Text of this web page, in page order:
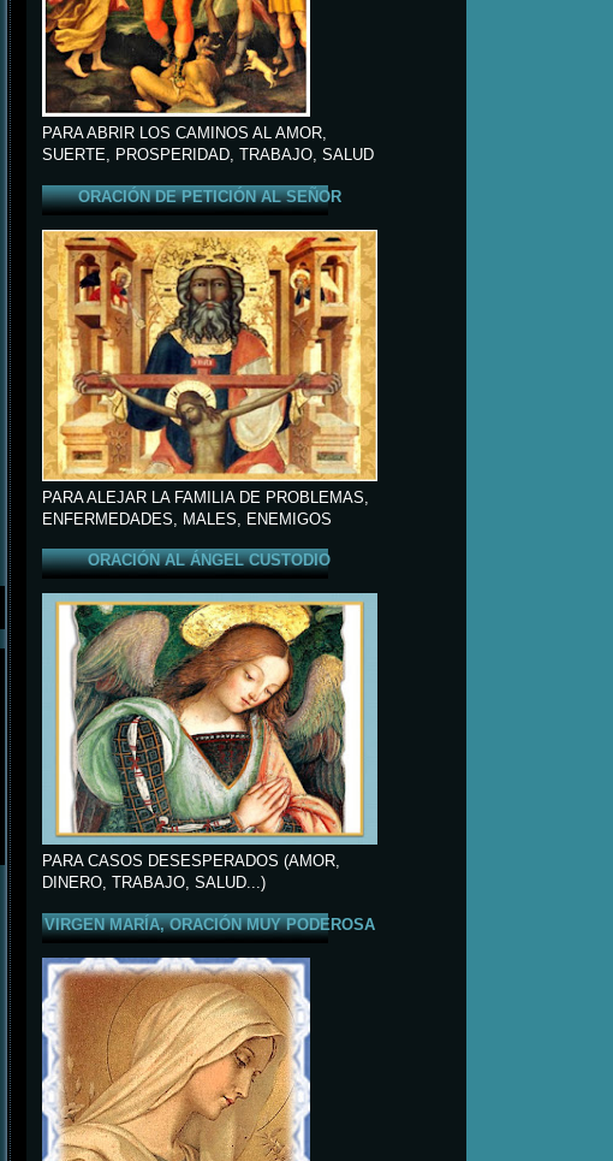
PARA ABRIR LOS CAMINOS AL AMOR,
SUERTE, PROSPERIDAD, TRABAJO, SALUD
ORACIÓN DE PETICIÓN AL SEÑOR
PARA ALEJAR LA FAMILIA DE PROBLEMAS,
ENFERMEDADES, MALES, ENEMIGOS
ORACIÓN AL ÁNGEL CUSTODIO
PARA CASOS DESESPERADOS (AMOR,
DINERO, TRABAJO, SALUD...)
VIRGEN MARÍA, ORACIÓN MUY PODEROSA